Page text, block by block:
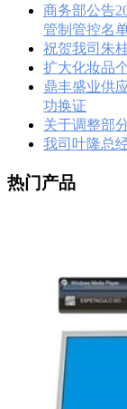
商务部公告
管制管控名
祝贺我司朱
扩大化妆品
鼎丰盛业供
功换证
关于调整部
我司叶隆总
热门产品